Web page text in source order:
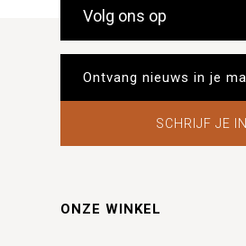
Volg ons op
SCHRIJF JE IN
ONZE WINKEL